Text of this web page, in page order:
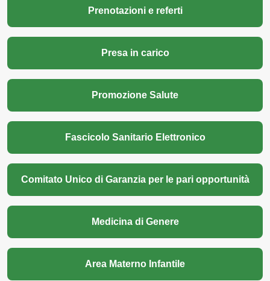
Prenotazioni e referti
Presa in carico
Promozione Salute
Fascicolo Sanitario Elettronico
Comitato Unico di Garanzia per le pari opportunità
Medicina di Genere
Area Materno Infantile